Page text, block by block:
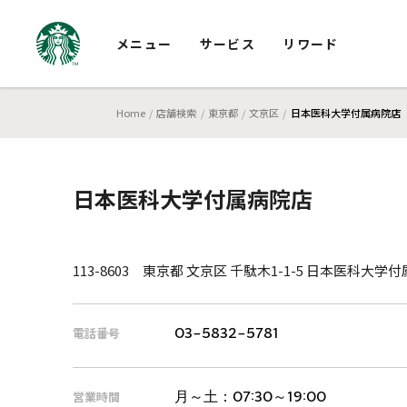
メニュー サービス リワード
Home 店舗検索 東京都 文京区 日本医科大学付属病院店
日本医科大学付属病院店
113-8603 東京都 文京区 千駄木1-1-5 日本医科大学付
電話番号 03-5832-5781
営業時間 月～土： 07:30～19:00